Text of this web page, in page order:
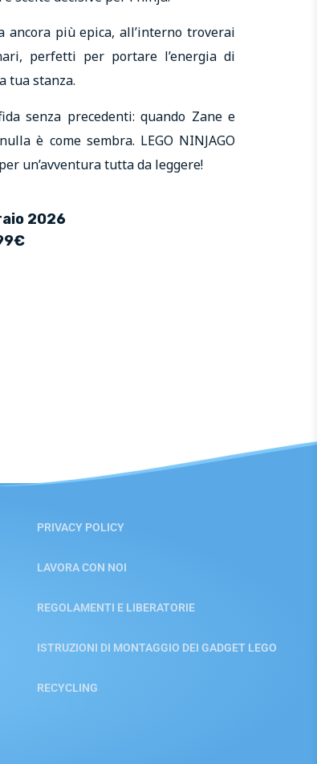
ancora più epica, all’interno troverai
perfetti per portare l’energia di
tua stanza.
senza precedenti: quando Zane e
è come sembra. LEGO NINJAGO
un’avventura tutta da leggere!
2026
PRIVACY POLICY
LAVORA CON NOI
REGOLAMENTI E LIBERATORIE
ISTRUZIONI DI MONTAGGIO DEI GADGET LEGO
RECYCLING